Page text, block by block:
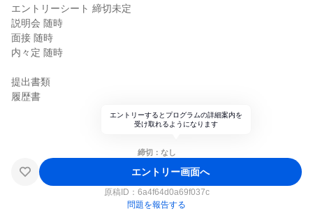
エントリーシート 締切未定
説明会 随時
面接 随時
内々定 随時
提出書類
履歴書
エントリーするとプログラムの詳細案内を
受け取れるようになります
締切：なし
エントリー画面へ
原稿ID： 6a4f64d0a69f037c
問題を報告する